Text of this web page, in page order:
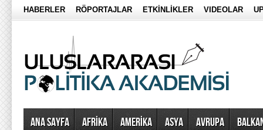
HABERLER RÖPORTAJLAR ETKİNLİKLER VIDEOLAR
Ana Sayfa AFRİKA AMERİKA ASYA AVRUPA